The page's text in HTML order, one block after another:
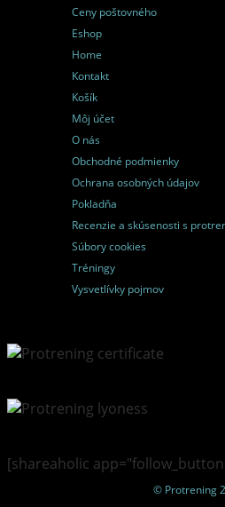
Ceny poštovného
Eshop
Home
Kontakt
Košík
Môj účet
O nás
Obchodné podmienky
Ochrana osobných údajov
Pokladňa
Recenzie a skúsenosti s
Súbory cookies
Tréningy
Vysvetlívky pojmov
[shareaholic
© Protrening